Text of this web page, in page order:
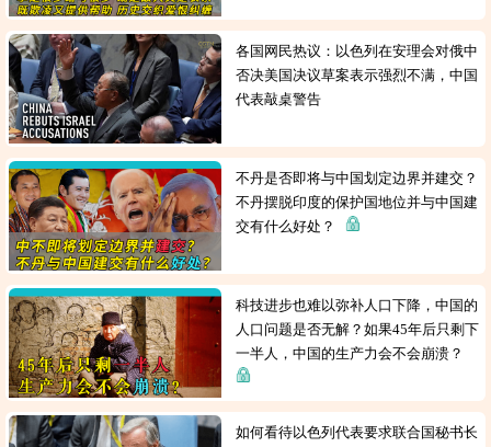
各国网民热议：以色列在安理会对俄中
否决美国决议草案表示强烈不满，中国
代表敲桌警告
不丹是否即将与中国划定边界并建交？
不丹摆脱印度的保护国地位并与中国建
交有什么好处？
科技进步也难以弥补人口下降，中国的
人口问题是否无解？如果45年后只剩下
一半人，中国的生产力会不会崩溃？
如何看待以色列代表要求联合国秘书长